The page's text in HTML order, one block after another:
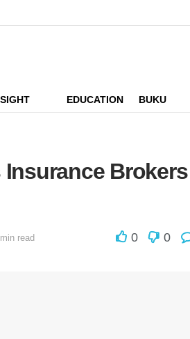
EDUCATION BUKU
Insurance Brokers
read 0 0